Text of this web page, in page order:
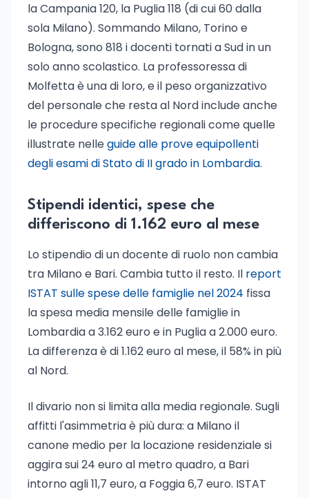
la Campania 120, la Puglia 118 (di cui 60 dalla
sola Milano). Sommando Milano, Torino e
Bologna, sono 818 i docenti tornati a Sud in un
solo anno scolastico. La professoressa di
Molfetta è una di loro, e il peso organizzativo
del personale che resta al Nord include anche
le procedure specifiche regionali come quelle
illustrate nelleguide alle prove equipollenti
degli esami di Stato di II grado in Lombardia.
Stipendi identici, spese che
differiscono di 1.162 euro al mese
Lo stipendio di un docente di ruolo non cambia
tra Milano e Bari. Cambia tutto il resto. Il report
ISTAT sulle spese delle famiglie nel 2024 fissa
la spesa media mensile delle famiglie in
Lombardia a 3.162 euro e in Puglia a 2.000 euro.
La differenza è di 1.162 euro al mese, il 58% in più
al Nord.
Il divario non si limita alla media regionale. Sugli
affitti l'asimmetria è più dura: a Milano il
canone medio per la locazione residenziale si
aggira sui 24 euro al metro quadro, a Bari
intorno agli 11,7 euro, a Foggia 6,7 euro. ISTAT